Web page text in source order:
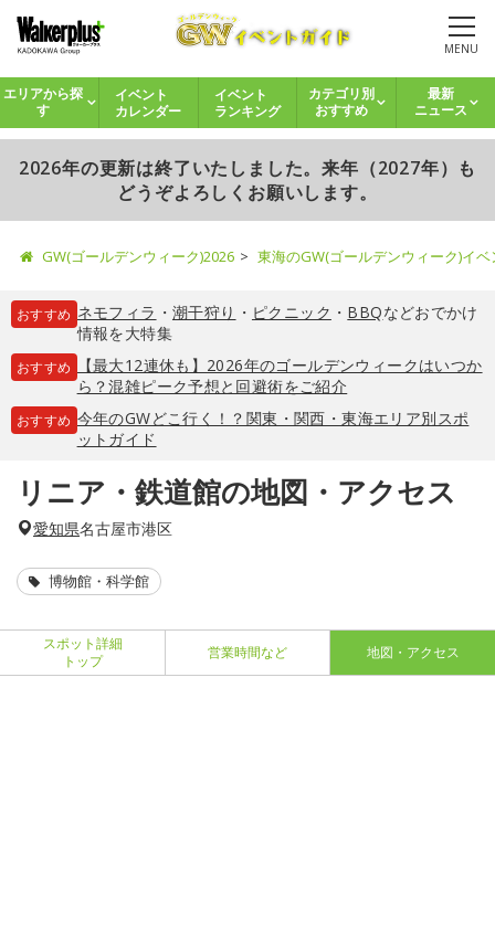
MENU
エリアから探
す
イベント
カレンダー
イベント
ランキング
カテゴリ別
おすすめ
最新
ニュース
2026年の更新は終了いたしました。来年（2027年）も
どうぞよろしくお願いします。
GW(ゴールデンウィーク)2026 東海のGW(ゴールデンウィーク)イ
おすすめ ネモフィラ ・ 潮干狩り ・ ピクニック ・ BBQなどおでかけ
情報を大特集
おすすめ
【最大12連休も】2026年のゴールデンウィークはいつか
ら？混雑ピーク予想と回避術をご紹介
おすすめ 今年のGWどこ行く！？関東・関西・東海エリア別スポ
ットガイド
リニア・鉄道館の地図・アクセス
愛知県名古屋市港区
博物館・科学館
スポット詳細
トップ
営業時間など 地図・アクセス